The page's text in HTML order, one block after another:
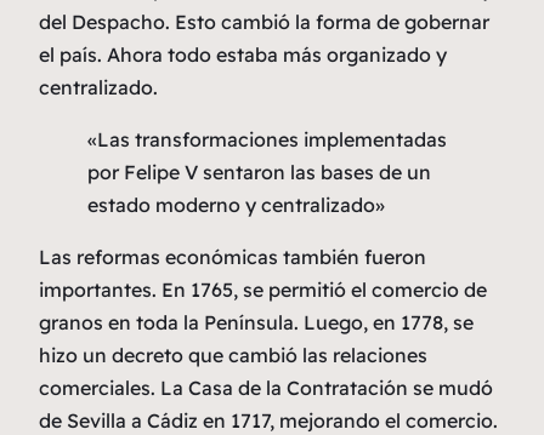
del Despacho. Esto cambió la forma de gobernar
el país. Ahora todo estaba más organizado y
centralizado.
«Las transformaciones implementadas
por Felipe V sentaron las bases de un
estado moderno y centralizado»
Las reformas económicas también fueron
importantes. En 1765, se permitió el comercio de
granos en toda la Península. Luego, en 1778, se
hizo un decreto que cambió las relaciones
comerciales. La Casa de la Contratación se mudó
de Sevilla a Cádiz en 1717, mejorando el comercio.